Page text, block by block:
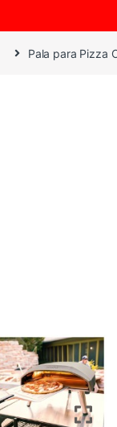
Pala para Pizza